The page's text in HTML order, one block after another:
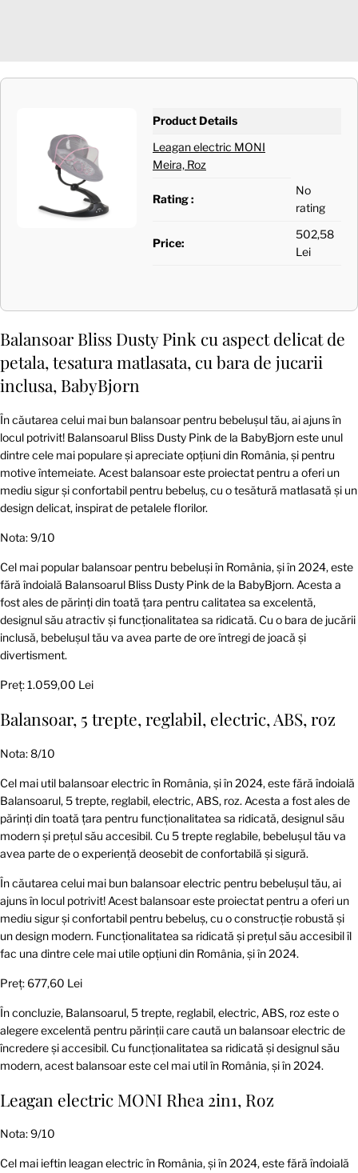
Product Details
Leagan electric MONI
Meira, Roz
Rating :
No
rating
Price:
502,58
Lei
Balansoar Bliss Dusty Pink cu aspect delicat de
petala, tesatura matlasata, cu bara de jucarii
inclusa, BabyBjorn
În căutarea celui mai bun balansoar pentru bebelușul tău, ai ajuns în
locul potrivit! Balansoarul Bliss Dusty Pink de la BabyBjorn este unul
dintre cele mai populare și apreciate opțiuni din România, și pentru
motive întemeiate. Acest balansoar este proiectat pentru a oferi un
mediu sigur și confortabil pentru bebeluș, cu o tesătură matlasată și un
design delicat, inspirat de petalele florilor.
Nota: 9/10
Cel mai popular balansoar pentru bebeluși în România, și în 2024, este
fără îndoială Balansoarul Bliss Dusty Pink de la BabyBjorn. Acesta a
fost ales de părinți din toată țara pentru calitatea sa excelentă,
designul său atractiv și funcționalitatea sa ridicată. Cu o bara de jucării
inclusă, bebelușul tău va avea parte de ore întregi de joacă și
divertisment.
Preț: 1.059,00 Lei
Balansoar, 5 trepte, reglabil, electric, ABS, roz
Nota: 8/10
Cel mai util balansoar electric în România, și în 2024, este fără îndoială
Balansoarul, 5 trepte, reglabil, electric, ABS, roz. Acesta a fost ales de
părinți din toată țara pentru funcționalitatea sa ridicată, designul său
modern și prețul său accesibil. Cu 5 trepte reglabile, bebelușul tău va
avea parte de o experiență deosebit de confortabilă și sigură.
În căutarea celui mai bun balansoar electric pentru bebelușul tău, ai
ajuns în locul potrivit! Acest balansoar este proiectat pentru a oferi un
mediu sigur și confortabil pentru bebeluș, cu o construcție robustă și
un design modern. Funcționalitatea sa ridicată și prețul său accesibil îl
fac una dintre cele mai utile opțiuni din România, și în 2024.
Preț: 677,60 Lei
În concluzie, Balansoarul, 5 trepte, reglabil, electric, ABS, roz este o
alegere excelentă pentru părinții care caută un balansoar electric de
încredere și accesibil. Cu funcționalitatea sa ridicată și designul său
modern, acest balansoar este cel mai util în România, și în 2024.
Leagan electric MONI Rhea 2in1, Roz
Nota: 9/10
Cel mai ieftin leagan electric în România, și în 2024, este fără îndoială